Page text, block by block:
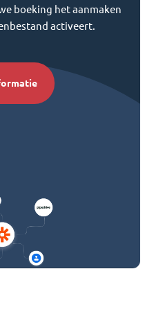
boeking het aanmaken
activeert.